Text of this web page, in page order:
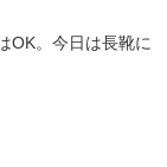
OK。今日は長靴に